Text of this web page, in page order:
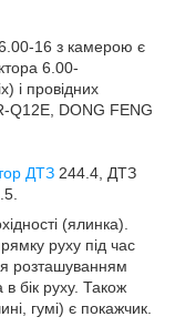
16 з камерою є
6 .00-
і провідних
Q12E, DONG FENG
ДТЗ 244.4, ДТЗ
(ялинка).
руху під час
розташуванням
бік руху. Також
гумі) є покажчик.